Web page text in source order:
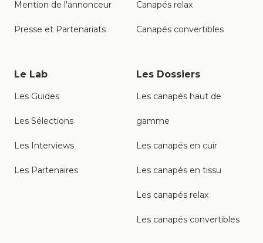
Mention de l'annonceur
Presse et Partenariats
Canapés relax
Canapés convertibles
Le Lab
Les Guides
Les Sélections
Les Interviews
Les Partenaires
Les Dossiers
Les canapés haut de
gamme
Les canapés en cuir
Les canapés en tissu
Les canapés relax
Les canapés convertibles